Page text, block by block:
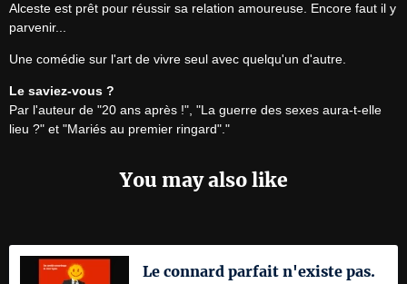
Alceste est prêt pour réussir sa relation amoureuse. Encore faut il y
parvenir...
Une comédie sur l'art de vivre seul avec quelqu'un d'autre.
Le saviez-vous ?
Par l'auteur de "20 ans après !", "La guerre des sexes aura-t-elle
lieu ?" et "Mariés au premier ringard"."
You may also like
Le connard parfait n'existe pas.